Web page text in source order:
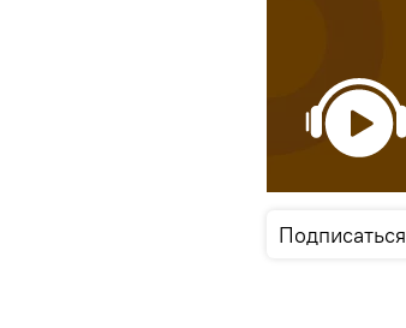
Подписаться